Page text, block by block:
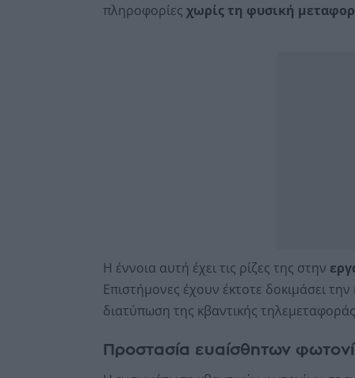
πληροφορίες χωρίς τη φυσική
Η έννοια αυτή έχει τις ρίζες της στην
Επιστήμονες έχουν έκτοτε δοκιμάσει
διατύπωση της κβαντικής
Προστασία ευαίσθητων